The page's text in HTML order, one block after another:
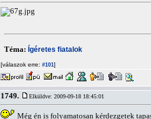
Téma: Ígéretes fiatalok
[válaszok erre: #101]
1749. Elküldve: 2009-09-18 18:45:01
Még én is folyamatosan kérdezgetek